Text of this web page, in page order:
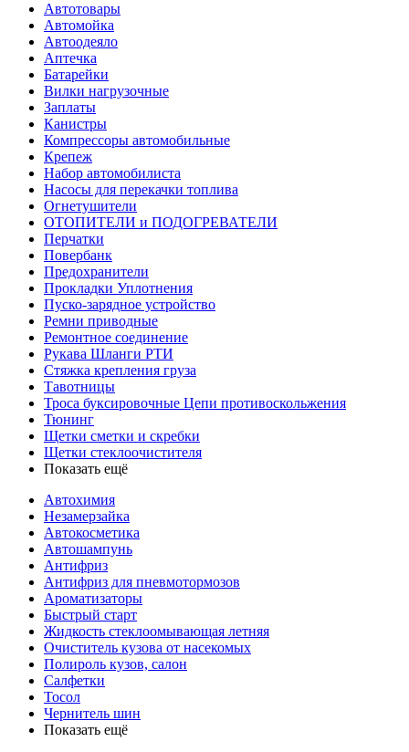
Автотовары
Автомойка
Автоодеяло
Аптечка
Батарейки
Вилки нагрузочные
Заплаты
Канистры
Компрессоры автомобильные
Крепеж
Набор автомобилиста
Насосы для перекачки топлива
Огнетушители
ОТОПИТЕЛИ и ПОДОГРЕВАТЕЛИ
Перчатки
Повербанк
Предохранители
Прокладки Уплотнения
Пуско-зарядное устройство
Ремни приводные
Ремонтное соединение
Рукава Шланги РТИ
Стяжка крепления груза
Тавотницы
Троса буксировочные Цепи противоскольжения
Тюнинг
Щетки сметки и скребки
Щетки стеклоочистителя
Показать ещё
Автохимия
Незамерзайка
Автокосметика
Автошампунь
Антифриз
Антифриз для пневмотормозов
Ароматизаторы
Быстрый старт
Жидкость стеклоомывающая летняя
Очиститель кузова от насекомых
Полироль кузов, салон
Салфетки
Тосол
Чернитель шин
Показать ещё